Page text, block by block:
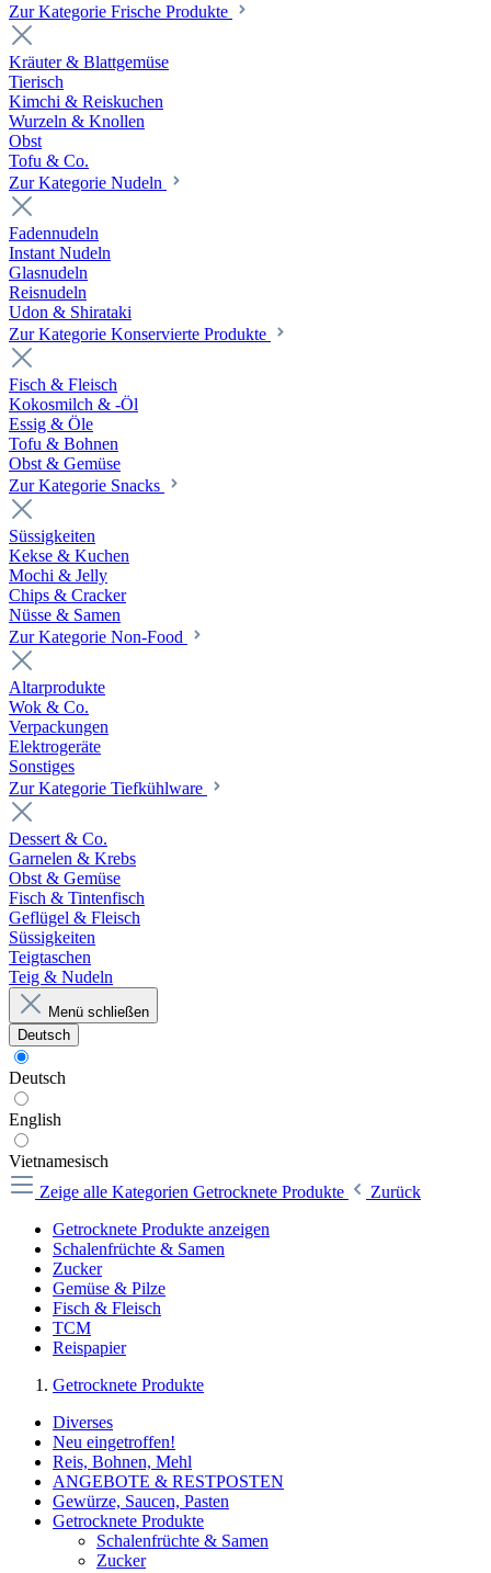
Zur Kategorie Frische Produkte
Kräuter & Blattgemüse
Tierisch
Kimchi & Reiskuchen
Wurzeln & Knollen
Obst
Tofu & Co.
Zur Kategorie Nudeln
Fadennudeln
Instant Nudeln
Glasnudeln
Reisnudeln
Udon & Shirataki
Zur Kategorie Konservierte Produkte
Fisch & Fleisch
Kokosmilch & -Öl
Essig & Öle
Tofu & Bohnen
Obst & Gemüse
Zur Kategorie Snacks
Süssigkeiten
Kekse & Kuchen
Mochi & Jelly
Chips & Cracker
Nüsse & Samen
Zur Kategorie Non-Food
Altarprodukte
Wok & Co.
Verpackungen
Elektrogeräte
Sonstiges
Zur Kategorie Tiefkühlware
Dessert & Co.
Garnelen & Krebs
Obst & Gemüse
Fisch & Tintenfisch
Geflügel & Fleisch
Süssigkeiten
Teigtaschen
Teig & Nudeln
Menü schließen
Deutsch
Deutsch
English
Vietnamesisch
Zeige alle Kategorien Getrocknete Produkte
Zurück
Getrocknete Produkte anzeigen
Schalenfrüchte & Samen
Zucker
Gemüse & Pilze
Fisch & Fleisch
TCM
Reispapier
Getrocknete Produkte
Diverses
Neu eingetroffen!
Reis, Bohnen, Mehl
ANGEBOTE & RESTPOSTEN
Gewürze, Saucen, Pasten
Getrocknete Produkte
Schalenfrüchte & Samen
Zucker